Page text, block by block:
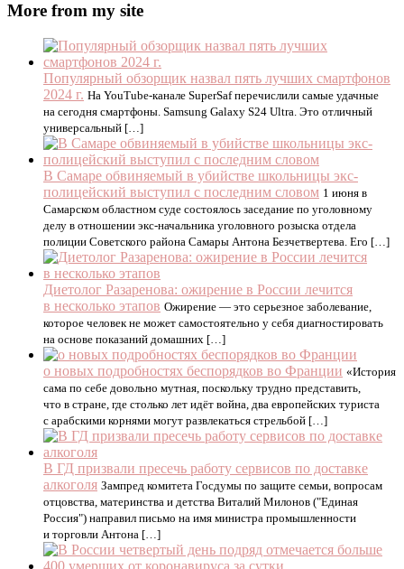
More from my site
Популярный обзорщик назвал пять лучших смартфонов
2024 г. На YouTube-канале SuperSaf перечислили самые удачные
на сегодня смартфоны. Samsung Galaxy S24 Ultra. Это отличный
универсальный […]
В Самаре обвиняемый в убийстве школьницы экс-
полицейский выступил с последним словом 1 июня в
Самарском областном суде состоялось заседание по уголовному
делу в отношении экс-начальника уголовного розыска отдела
полиции Советского района Самары Антона Безчетвертева. Его […]
Диетолог Разаренова: ожирение в России лечится
в несколько этапов Ожирение — это серьезное заболевание,
которое человек не может самостоятельно у себя диагностировать
на основе показаний домашних […]
о новых подробностях беспорядков во Франции «История
сама по себе довольно мутная, поскольку трудно представить,
что в стране, где столько лет идёт война, два европейских туриста
с арабскими корнями могут развлекаться стрельбой […]
В ГД призвали пресечь работу сервисов по доставке
алкоголя Зампред комитета Госдумы по защите семьи, вопросам
отцовства, материнства и детства Виталий Милонов ("Единая
Россия") направил письмо на имя министра промышленности
и торговли Антона […]